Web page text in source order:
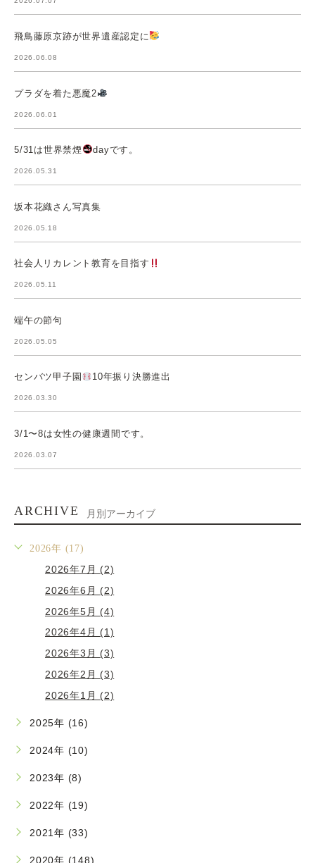
飛鳥藤原京跡が世界遺産認定に
2026.06.08
プラダを着た悪魔2
2026.06.01
5/31は世界禁煙 dayです。
2026.05.31
坂本花織さん写真集
2026.05.18
社会人リカレント教育を目指す
2026.05.11
端午の節句
2026.05.05
センバツ甲子園 10年振り決勝進出
2026.03.30
3/1〜8は女性の健康週間です。
2026.03.07
ARCHIVE 月別アーカイブ
2026年 (17)
2026年7月 (2)
2026年6月 (2)
2026年5月 (4)
2026年4月 (1)
2026年3月 (3)
2026年2月 (3)
2026年1月 (2)
2025年 (16)
2024年 (10)
2023年 (8)
2022年 (19)
2021年 (33)
2020年 (148)